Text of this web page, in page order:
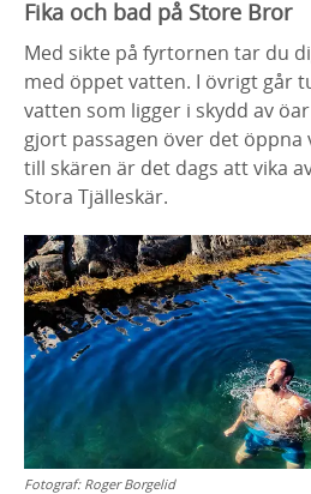
Fika och bad på Store Bror
Med sikte på fyrtornen tar du
med öppet vatten. I övrigt går
vatten som ligger i skydd av
gjort passagen över det
till skären är det dags att vika
Stora Tjälleskär.
Fotograf: Roger Borgelid